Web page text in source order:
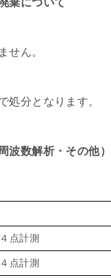
棄について
せん。
処分となります。
波数解析・その他）
点計測
点計測